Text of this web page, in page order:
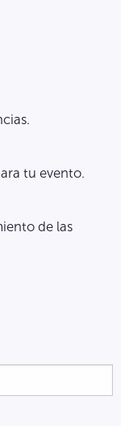
tu evento.
de las